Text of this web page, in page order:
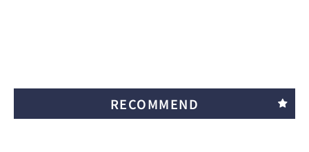
RECOMMEND